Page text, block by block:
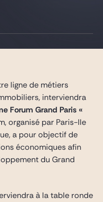
ligne de métiers
interviendra
Forum Grand Paris «
organisé par Paris-Ile
a pour objectif de
économiques afin
du Grand
à la table ronde